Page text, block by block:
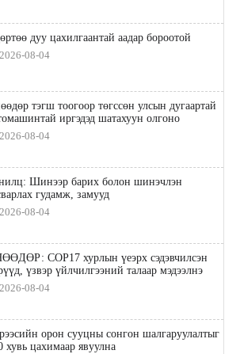
дуу цахилгаантай аадар бороотой
2026-08-04
тэгш тоогоор төгссөн улсын дугаартай
иргэдэд шатахуун олгоно
2026-08-04
Шинээр барих болон шинэчлэн
гудамж, замууд
2026-08-04
COP17 хурлын үеэрх сэдэвчилсэн
үзвэр үйлчилгээний талаар мэдээлнэ
2026-08-04
орон сууцны сонгон шалгаруулалтыг
хувь цахимаар явуулна